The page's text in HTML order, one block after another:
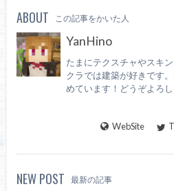
ABOUT この記事をかいた人
YanHino
たまにテクスチャやスキ
クラでは建築が好きです
めています！どうぞよろ
WebSite
NEW POST 最新の記事